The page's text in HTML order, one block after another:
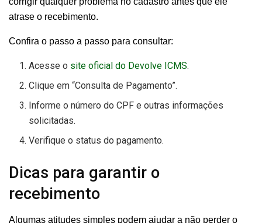
atrase o recebimento.
Confira o passo a passo para consultar:
Acesse o site oficial do Devolve ICMS.
Clique em “Consulta de Pagamento”.
Informe o número do CPF e outras informações
solicitadas.
Verifique o status do pagamento.
Dicas para garantir o
recebimento
Algumas atitudes simples podem ajudar a não perder o